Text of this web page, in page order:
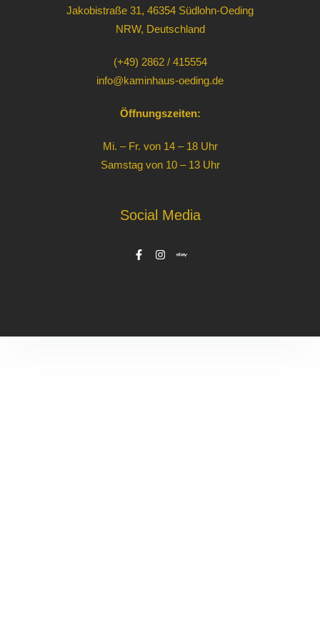
Jakobistraße 31, 46354 Südlohn-Oeding
NRW, Deutschland
(+49) 2862 / 415554
info@kaminhaus-oeding.de
Öffnungszeiten:
Mi. – Fr. von 14 – 18 Uhr
Samstag von 10 – 13 Uhr
Social Media